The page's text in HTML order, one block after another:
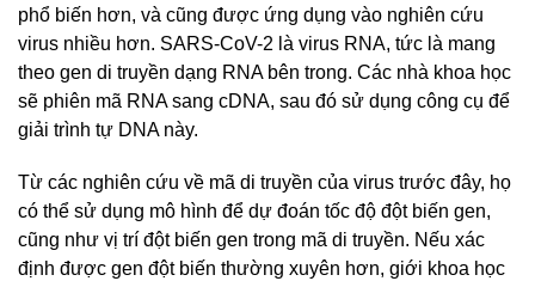
phổ biến hơn, và cũng được ứng dụng vào nghiên cứu
virus nhiều hơn. SARS-CoV-2 là virus RNA, tức là mang
theo gen di truyền dạng RNA bên trong. Các nhà khoa học
sẽ phiên mã RNA sang cDNA, sau đó sử dụng công cụ để
giải trình tự DNA này.
Từ các nghiên cứu về mã di truyền của virus trước đây, họ
có thể sử dụng mô hình để dự đoán tốc độ đột biến gen,
cũng như vị trí đột biến gen trong mã di truyền. Nếu xác
định được gen đột biến thường xuyên hơn, giới khoa học